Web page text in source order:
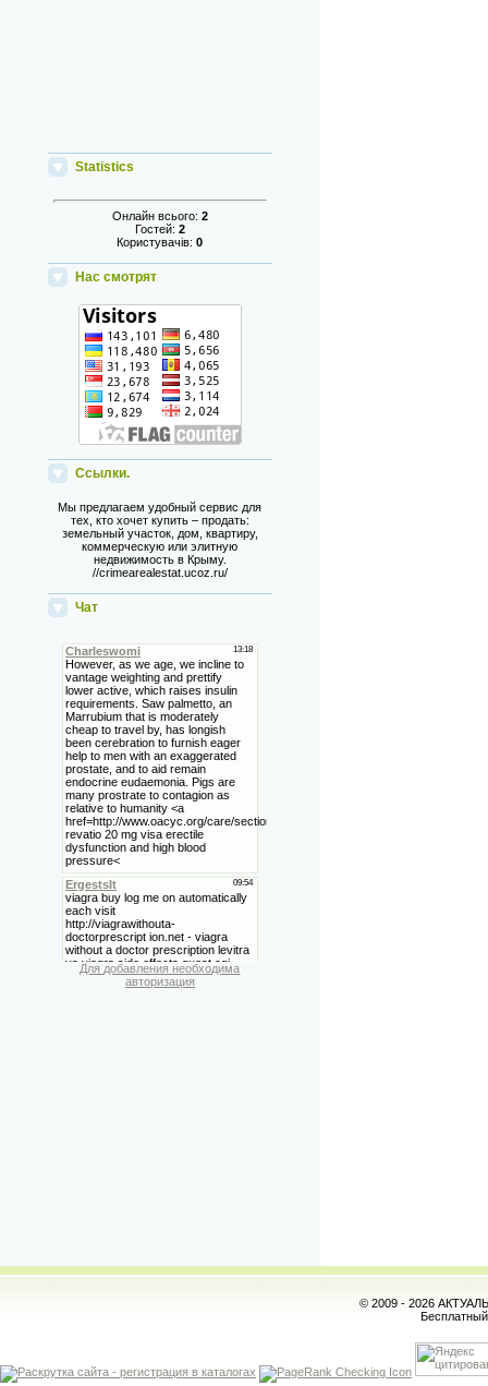
Statistics
Онлайн всього: 2
Гостей: 2
Користувачів:0
Нас смотрят
Ссылки.
Мы предлагаем удобный сервис для
тех, кто хочет купить – продать:
земельный участок, дом, квартиру,
коммерческую или элитную
недвижимость в Крыму.
//crimearealestat.ucoz.ru/
Чат
Для добавления необходима
авторизация
© 2009 - 2026